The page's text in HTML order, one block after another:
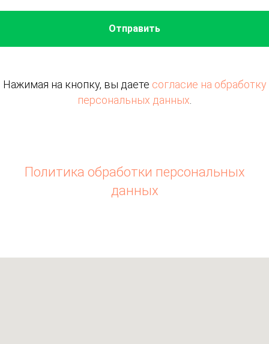
Отправить
Нажимая на кнопку, вы даете согласие на обработку
персональных данных
Политика обработки персональных
данных